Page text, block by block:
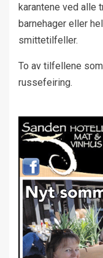
karantene ved alle
barnehager eller
smittetilfeller.
To av tilfellene
russefeiring.